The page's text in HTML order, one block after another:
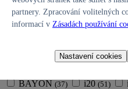
Zrušit filtry
1739000
BAYON (37) i20 (51)
partnery. Zpracování volitelných
informací v Zásadách používání
Nastavení cookies